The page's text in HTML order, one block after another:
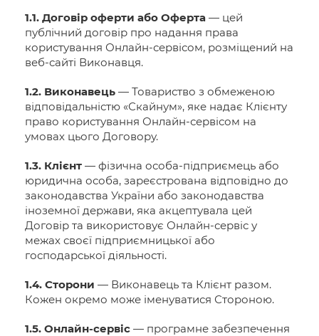
1.1. Договір оферти або Оферта — цей
публічний договір про надання права
користування Онлайн-сервісом, розміщений на
веб-сайті Виконавця.
1.2. Виконавець — Товариство з обмеженою
відповідальністю «Скайнум», яке надає Клієнту
право користування Онлайн-сервісом на
умовах цього Договору.
1.3. Клієнт — фізична особа-підприємець або
юридична особа, зареєстрована відповідно до
законодавства України або законодавства
іноземної держави, яка акцептувала цей
Договір та використовує Онлайн-сервіс у
межах своєї підприємницької або
господарської діяльності.
1.4. Сторони — Виконавець та Клієнт разом.
Кожен окремо може іменуватися Стороною.
1.5. Онлайн-сервіс — програмне забезпечення